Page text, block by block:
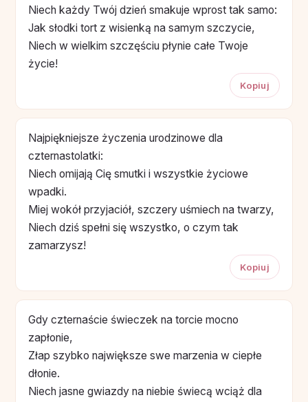
Niech każdy Twój dzień smakuje wprost tak samo:
Jak słodki tort z wisienką na samym szczycie,
Niech w wielkim szczęściu płynie całe Twoje
życie!
Kopiuj
Najpiękniejsze życzenia urodzinowe dla
czternastolatki:
Niech omijają Cię smutki i wszystkie życiowe
wpadki.
Miej wokół przyjaciół, szczery uśmiech na twarzy,
Niech dziś spełni się wszystko, o czym tak
zamarzysz!
Kopiuj
Gdy czternaście świeczek na torcie mocno
zapłonie,
Złap szybko największe swe marzenia w ciepłe
dłonie.
Niech jasne gwiazdy na niebie świecą wciąż dla